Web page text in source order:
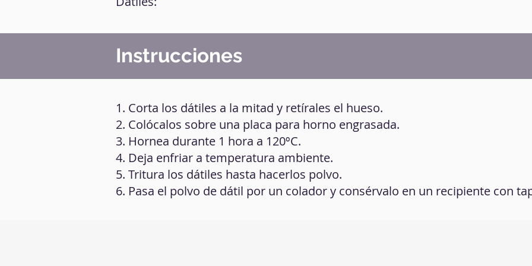
Instrucciones
1. Corta los dátiles a la mitad y retírales el hueso.
2. Colócalos sobre una placa para horno engrasada.
3. Hornea durante 1 hora a 120ºC.
4. Deja enfriar a temperatura ambiente.
5. Tritura los dátiles hasta hacerlos polvo.
6. Pasa el polvo de dátil por un colador y consérvalo en un recipiente con